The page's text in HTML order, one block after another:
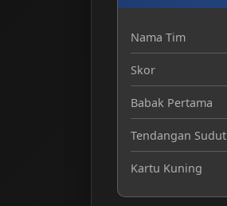
Nama Tim
Skor
Babak Pertama
Tendangan Sudut
Kartu Kuning